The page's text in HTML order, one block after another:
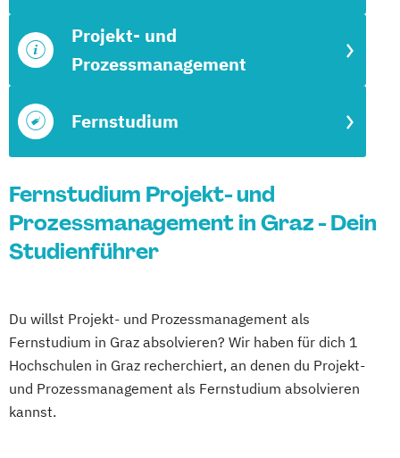
Fernstudium
Projekt- und
Prozessmanagement
Fernstudium Projekt- und
Prozessmanagement in Graz - Dein
Studienführer
Du willst Projekt- und Prozessmanagement als
Fernstudium in Graz absolvieren? Wir haben für dich 1
Hochschulen in Graz recherchiert, an denen du Projekt-
und Prozessmanagement als Fernstudium absolvieren
kannst.